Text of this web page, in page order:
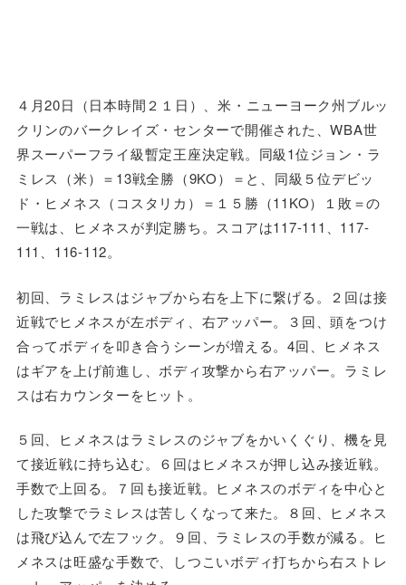
４月20日（日本時間２１日）、米・ニューヨーク州ブルッ
クリンのバークレイズ・センターで開催された、WBA世
界スーパーフライ級暫定王座決定戦。同級1位ジョン・ラ
ミレス（米）＝13戦全勝（9KO）＝と、同級５位デビッ
ド・ヒメネス（コスタリカ）＝１５勝（11KO）１敗＝の
一戦は、ヒメネスが判定勝ち。スコアは117-111、117-
111、116-112。
初回、ラミレスはジャブから右を上下に繋げる。２回は接
近戦でヒメネスが左ボディ、右アッパー。３回、頭をつけ
合ってボディを叩き合うシーンが増える。4回、ヒメネス
はギアを上げ前進し、ボディ攻撃から右アッパー。ラミレ
スは右カウンターをヒット。
５回、ヒメネスはラミレスのジャブをかいくぐり、機を見
て接近戦に持ち込む。６回はヒメネスが押し込み接近戦。
手数で上回る。７回も接近戦。ヒメネスのボディを中心と
した攻撃でラミレスは苦しくなって来た。８回、ヒメネス
は飛び込んで左フック。９回、ラミレスの手数が減る。ヒ
メネスは旺盛な手数で、しつこいボディ打ちから右ストレ